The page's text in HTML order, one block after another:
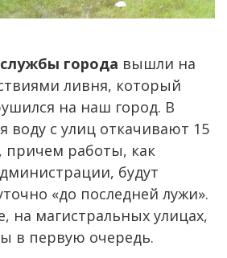
города вышли на
ливня, который
на наш город. В
воду с улиц откачивают 15
причем работы, как
будут
«до последней лужи».
на магистральных улицах,
в первую очередь.